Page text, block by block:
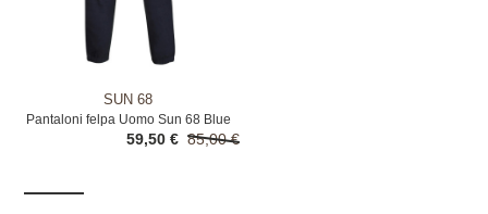
SUN 68
Pantaloni felpa Uomo Sun 68 Blue
85,00 €
59,50 €